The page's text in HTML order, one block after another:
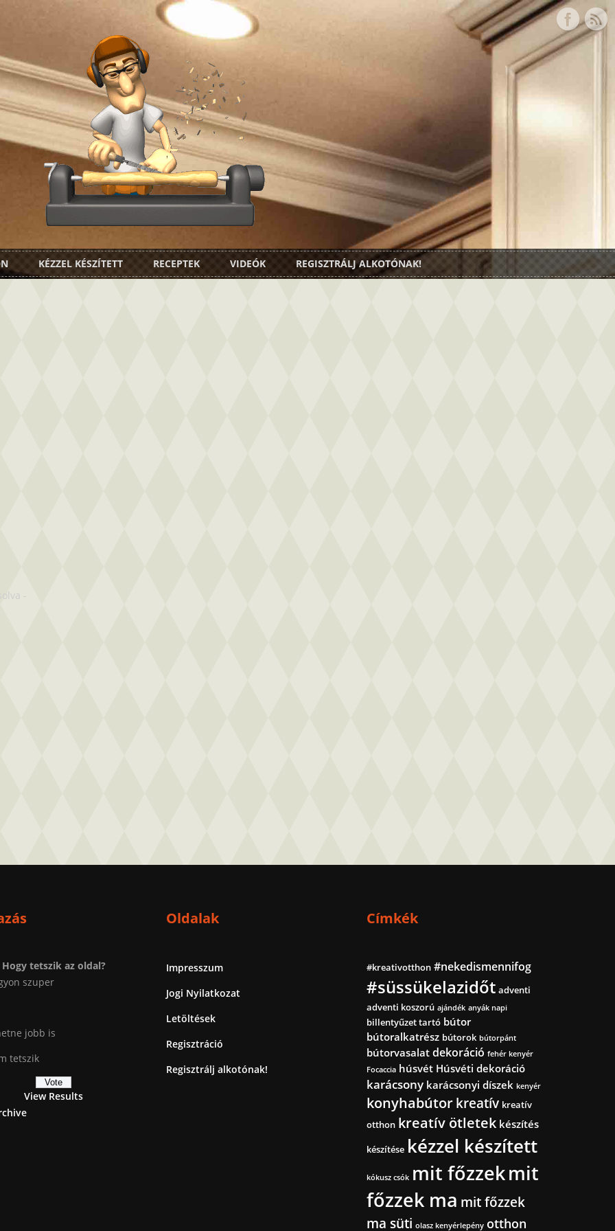
KÉZZEL KÉSZÍTETT RECEPTEK VIDEÓK REGISZTRÁLJ ALKOTÓNAK!
-
Hogy tetszik az oldal?
szuper
jobb is
tetszik
View Results
Oldalak
Impresszum
Jogi Nyilatkozat
Letöltések
Regisztráció
Regisztrálj alkotónak!
Címkék
#kreativotthon #nekedismennifog
#süssükelazidőt adventi
adventi koszorú ajándék anyák napi
billentyűzet tartó bútor
bútoralkatrész bútorok bútorpánt
bútorvasalat dekoráció fehér kenyér
Focaccia húsvét Húsvéti dekoráció
karácsony karácsonyi díszek kenyér
konyhabútor kreatív kreatív
otthon kreatív ötletek készítés
készítése kézzel készített
kókusz csók mit főzzekmit
főzzek ma mit főzzek
ma süti olasz kenyérlepény otthon